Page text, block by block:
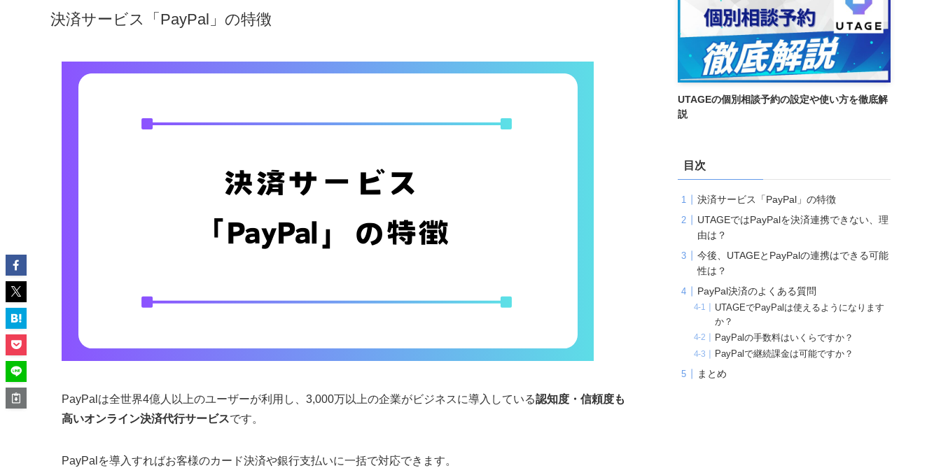
決済サービス「PayPal」の特徴
PayPalは全世界4億人以上のユーザーが利用し、3,000万以上の企業がビジネスに導入している認知度・信頼度も
高いオンライン決済代行サービスです。
PayPalを導入すればお客様のカード決済や銀行支払いに一括で対応できます。
UTAGEの個別相談予約の設定や使い方を徹底解
説
目次
決済サービス「PayPal」の特徴
UTAGEではPayPalを決済連携できない、理
由は？
今後、UTAGEとPayPalの連携はできる可能
性は？
PayPal決済のよくある質問
UTAGEでPayPalは使えるようになります
か？
PayPalの手数料はいくらですか？
PayPalで継続課金は可能ですか？
まとめ